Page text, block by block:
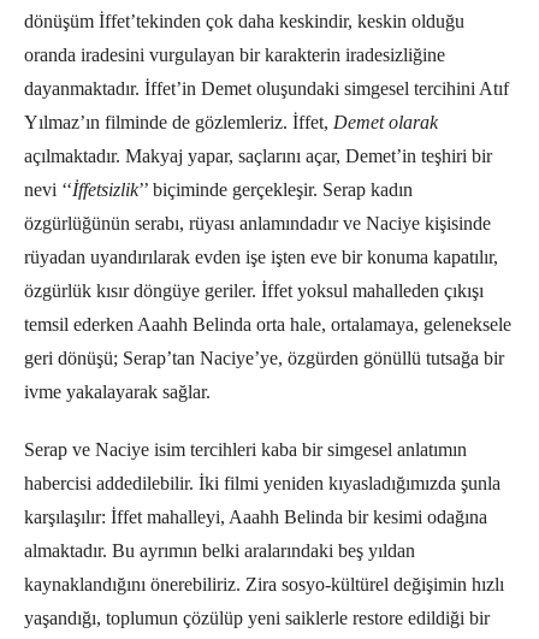
dönüşüm İffet’tekinden çok daha keskindir, keskin olduğu
oranda iradesini vurgulayan bir karakterin iradesizliğine
dayanmaktadır. İffet’in Demet oluşundaki simgesel tercihini Atıf
Yılmaz’ın filminde de gözlemleriz. İffet, Demet olarak
açılmaktadır. Makyaj yapar, saçlarını açar, Demet’in teşhiri bir
nevi ‘‘İffetsizlik’’ biçiminde gerçekleşir. Serap kadın
özgürlüğünün serabı, rüyası anlamındadır ve Naciye kişisinde
rüyadan uyandırılarak evden işe işten eve bir konuma kapatılır,
özgürlük kısır döngüye geriler. İffet yoksul mahalleden çıkışı
temsil ederken Aaahh Belinda orta hale, ortalamaya, geleneksele
geri dönüşü; Serap’tan Naciye’ye, özgürden gönüllü tutsağa bir
ivme yakalayarak sağlar.
Serap ve Naciye isim tercihleri kaba bir simgesel anlatımın
habercisi addedilebilir. İki filmi yeniden kıyasladığımızda şunla
karşılaşılır: İffet mahalleyi, Aaahh Belinda bir kesimi odağına
almaktadır. Bu ayrımın belki aralarındaki beş yıldan
kaynaklandığını önerebiliriz. Zira sosyo-kültürel değişimin hızlı
yaşandığı, toplumun çözülüp yeni saiklerle restore edildiği bir